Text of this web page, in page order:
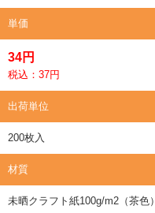
単価
34円
税込：37円
出荷単位
200枚入
材質
未晒クラフト紙100g/m2（茶色）